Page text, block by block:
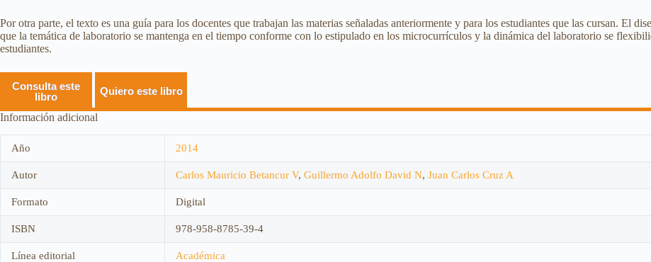
Por otra parte, el texto es una guía para los docentes que trabajan las materias señaladas anteriormente y para los estudiantes que las cursan. El
que la temática de laboratorio se mantenga en el tiempo conforme con lo estipulado en los microcurrículos y la dinámica del laboratorio se
estudiantes.
Consulta este
libro
Quiero este libro
Información adicional
Año 2014
Autor Carlos Mauricio Betancur V, Guillermo Adolfo David N, Juan Carlos Cruz A
Formato Digital
ISBN 978-958-8785-39-4
Línea editorial Académica